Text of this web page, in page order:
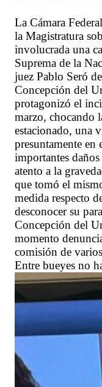
La Cámara
la Magistratura
involucrada una
Suprema de la
juez Pablo Seró
Concepción del
protagonizó el
marzo, chocando
estacionado, una
presuntamente en
importantes
atento a la
que tomó el
medida respecto
desconocer su
Concepción del
momento
comisión de
Entre bueyes no